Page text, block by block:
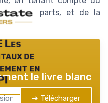
des parts, et de la
Les
de
en
le livre blanc
➔ Télécharger